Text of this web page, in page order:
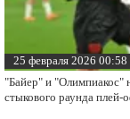
25 февраля 2026 00:58
"Байер" и "Олимпиакос"
стыкового раунда